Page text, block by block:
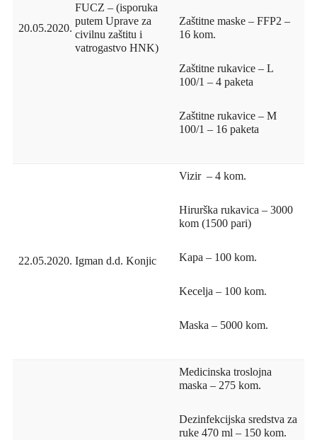
20.05.2020.
FUCZ – (isporuka
putem Uprave za
civilnu zaštitu i
vatrogastvo HNK)
Zaštitne maske – FFP2 –
16 kom.
Zaštitne rukavice – L
100/1 – 4 paketa
Zaštitne rukavice – M
100/1 – 16 paketa
22.05.2020. Igman d.d. Konjic
Vizir – 4 kom.
Hirurška rukavica – 3000
kom (1500 pari)
Kapa – 100 kom.
Kecelja – 100 kom.
Maska – 5000 kom.
Medicinska troslojna
maska – 275 kom.
Dezinfekcijska sredstva za
ruke 470 ml – 150 kom.